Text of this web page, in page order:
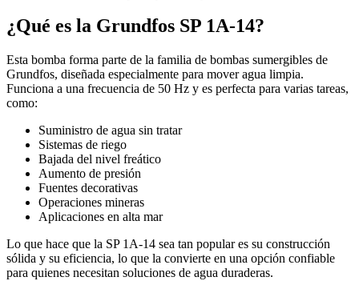
¿Qué es la Grundfos SP 1A-14?
Esta bomba forma parte de la familia de bombas sumergibles de
Grundfos, diseñada especialmente para mover agua limpia.
Funciona a una frecuencia de 50 Hz y es perfecta para varias tareas,
como:
Suministro de agua sin tratar
Sistemas de riego
Bajada del nivel freático
Aumento de presión
Fuentes decorativas
Operaciones mineras
Aplicaciones en alta mar
Lo que hace que la SP 1A-14 sea tan popular es su construcción
sólida y su eficiencia, lo que la convierte en una opción confiable
para quienes necesitan soluciones de agua duraderas.